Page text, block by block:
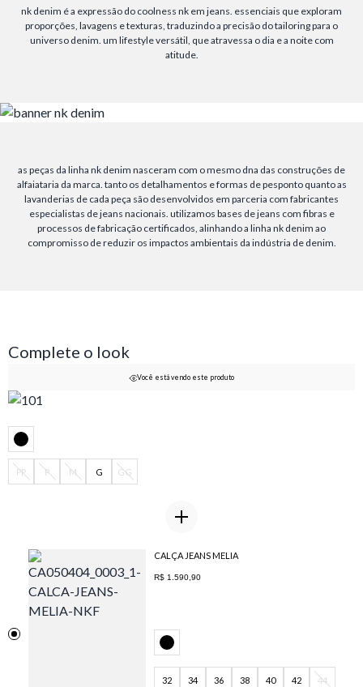
nk denim é a expressão do coolness nk em jeans. essenciais que exploram
proporções, lavagens e texturas, traduzindo a precisão do tailoring para o
universo denim. um lifestyle versátil, que atravessa o dia e a noite com
atitude.
as peças da linha nk denim nasceram com o mesmo dna das construções de
alfaiataria da marca. tanto os detalhamentos e formas de pesponto quanto as
lavanderias de cada peça são desenvolvidos em parceria com fabricantes
especialistas de jeans nacionais. utilizamos bases de jeans com fibras e
processos de fabricação certificados, alinhando a linha nk denim ao
compromisso de reduzir os impactos ambientais da indústria de denim.
Complete o look
Você está vendo este produto
PP P M G GG
CALÇA JEANS MELIA
R$ 1.590,90
32 34 36 38 40 42 44